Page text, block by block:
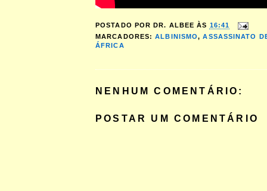
POSTADO POR DR. ALBEE ÀS 16:41
MARCADORES:ALBINISMO,ASSASSINATO
ÁFRICA
NENHUM COMENTÁRIO:
POSTAR UM COMENTÁRIO